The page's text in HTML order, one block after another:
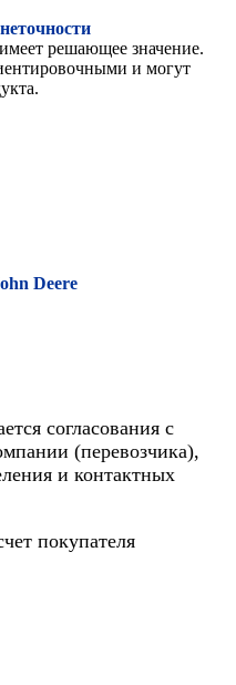
решающее значение.
и могут
Deere
согласования с
(перевозчика),
и контактных
покупателя